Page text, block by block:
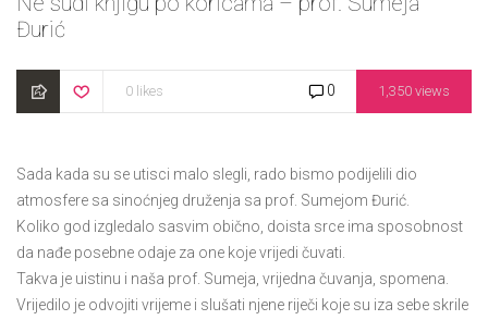
Đurić
0 likes 1,350 views
0
Sada kada su se utisci malo slegli, rado bismo podijelili dio
atmosfere sa sinoćnjeg druženja sa prof. Sumejom Đurić.
Koliko god izgledalo sasvim obično, doista srce ima sposobnost
da nađe posebne odaje za one koje vrijedi čuvati.
Takva je uistinu i naša prof. Sumeja, vrijedna čuvanja, spomena.
Vrijedilo je odvojiti vrijeme i slušati njene riječi koje su iza sebe skrile